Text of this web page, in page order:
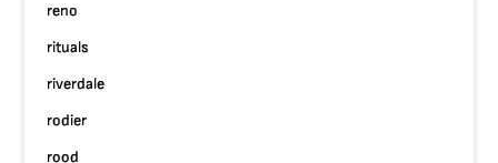
reno
rituals
riverdale
rodier
rood